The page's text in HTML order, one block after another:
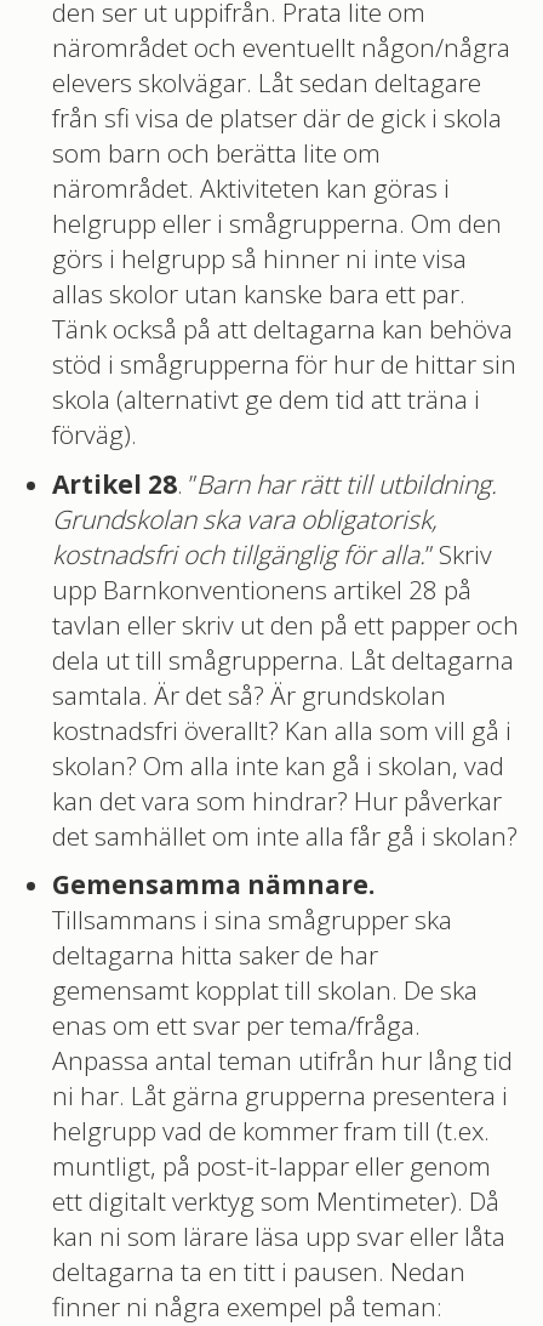
den ser ut uppifrån. Prata lite om
närområdet och eventuellt någon/några
elevers skolvägar. Låt sedan deltagare
från sfi visa de platser där de gick i skola
som barn och berätta lite om
närområdet. Aktiviteten kan göras i
helgrupp eller i smågrupperna. Om den
görs i helgrupp så hinner ni inte visa
allas skolor utan kanske bara ett par.
Tänk också på att deltagarna kan behöva
stöd i smågrupperna för hur de hittar sin
skola (alternativt ge dem tid att träna i
förväg).
Artikel 28. ”Barn har rätt till utbildning.
Grundskolan ska vara obligatorisk,
kostnadsfri och tillgänglig för alla.” Skriv
upp Barnkonventionens artikel 28 på
tavlan eller skriv ut den på ett papper och
dela ut till smågrupperna. Låt deltagarna
samtala. Är det så? Är grundskolan
kostnadsfri överallt? Kan alla som vill gå i
skolan? Om alla inte kan gå i skolan, vad
kan det vara som hindrar? Hur påverkar
det samhället om inte alla får gå i skolan?
Gemensamma nämnare.
Tillsammans i sina smågrupper ska
deltagarna hitta saker de har
gemensamt kopplat till skolan. De ska
enas om ett svar per tema/fråga.
Anpassa antal teman utifrån hur lång tid
ni har. Låt gärna grupperna presentera i
helgrupp vad de kommer fram till (t.ex.
muntligt, på post-it-lappar eller genom
ett digitalt verktyg som Mentimeter). Då
kan ni som lärare läsa upp svar eller låta
deltagarna ta en titt i pausen. Nedan
finner ni några exempel på teman: